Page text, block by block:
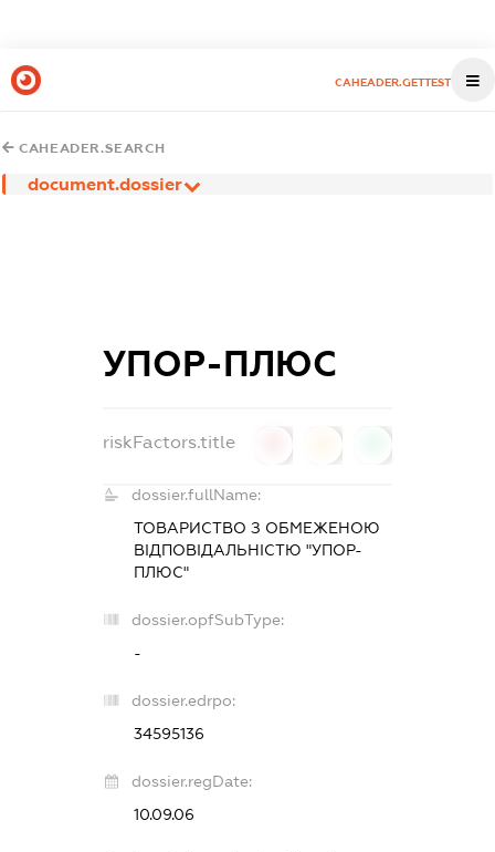
CAHEADER.GETTEST
CAHEADER.SEARCH
document.dossier
УПОР-ПЛЮС
riskFactors.title
dossier.fullName:
ТОВАРИСТВО З ОБМЕЖЕНОЮ
ВІДПОВІДАЛЬНІСТЮ "УПОР-
ПЛЮС"
dossier.opfSubType:
-
dossier.edrpo:
34595136
dossier.regDate:
10.09.06